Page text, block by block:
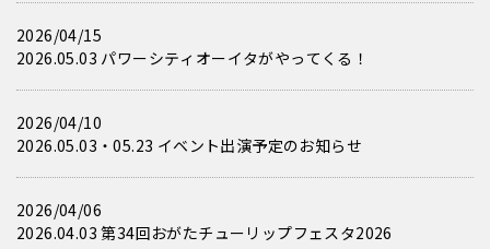
2026/04/15
2026.05.03 パワーシティオーイタがやってくる！
2026/04/10
2026.05.03・05.23 イベント出演予定のお知らせ
2026/04/06
2026.04.03 第34回おがたチューリップフェスタ2026